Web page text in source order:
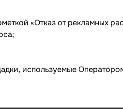
«Отказ от рекламных
используемые